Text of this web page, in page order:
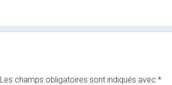
Les champs obligatoires sont indiqués avec *